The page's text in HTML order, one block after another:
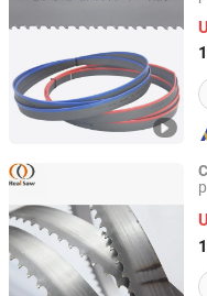
Jiangsu, China
SHAOXING SHANGYU
LTD.
Zhejiang, China